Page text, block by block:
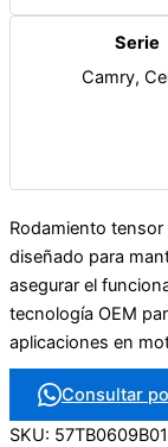
Serie
Camry,
Rodamiento
diseñado para
asegurar el
tecnología OEM
aplicaciones en
Consultar
SKU: